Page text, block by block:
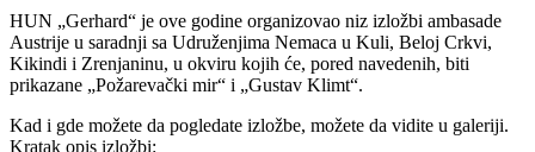
HUN „Gerhard“ je ove godine organizovao niz izložbi ambasade
Austrije u saradnji sa Udruženjima Nemaca u Kuli, Beloj Crkvi,
Kikindi i Zrenjaninu, u okviru kojih će, pored navedenih, biti
prikazane „Požarevački mir“ i „Gustav Klimt“.
Kad i gde možete da pogledate izložbe, možete da vidite u galeriji.
Kratak opis izložbi: